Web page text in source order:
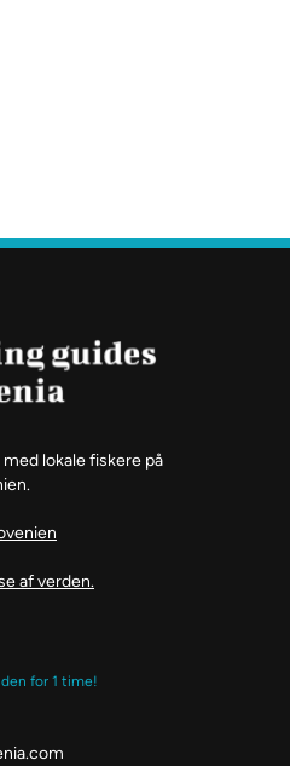
lokale fiskere på
af verden.
for 1 time!